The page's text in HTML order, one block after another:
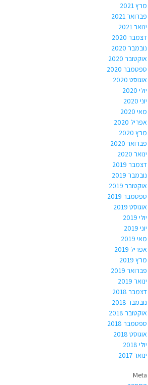
מרץ 2021
פברואר 2021
ינואר 2021
דצמבר 2020
נובמבר 2020
אוקטובר 2020
ספטמבר 2020
אוגוסט 2020
יולי 2020
יוני 2020
מאי 2020
אפריל 2020
מרץ 2020
פברואר 2020
ינואר 2020
דצמבר 2019
נובמבר 2019
אוקטובר 2019
ספטמבר 2019
אוגוסט 2019
יולי 2019
יוני 2019
מאי 2019
אפריל 2019
מרץ 2019
פברואר 2019
ינואר 2019
דצמבר 2018
נובמבר 2018
אוקטובר 2018
ספטמבר 2018
אוגוסט 2018
יולי 2018
ינואר 2017
Meta